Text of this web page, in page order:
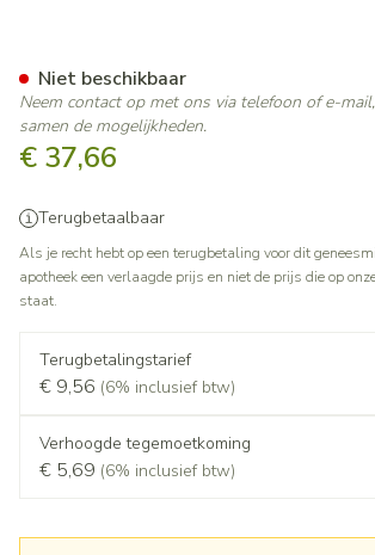
€ 37,66
Terugbetaalbaar
Als je recht hebt op een terugbetaling voor dit
apotheek een verlaagde prijs en niet de prijs die op
staat.
Terugbetalingstarief
€ 9,56 (6% inclusief btw)
Verhoogde tegemoetkoming
€ 5,69 (6% inclusief btw)
Niet beschikbaar
Neem contact op met ons via telefoon of e-
samen de mogelijkheden.